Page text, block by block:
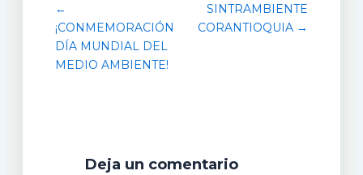
←
¡CONMEMORACIÓN
DÍA MUNDIAL DEL
MEDIO AMBIENTE!
SINTRAMBIENTE
CORANTIOQUIA →
Deja un comentario